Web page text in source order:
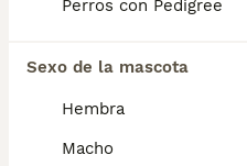
Perros con Pedigree
Sexo de la mascota
Hembra
Macho
¿Cuánto pesa
habanero de 3